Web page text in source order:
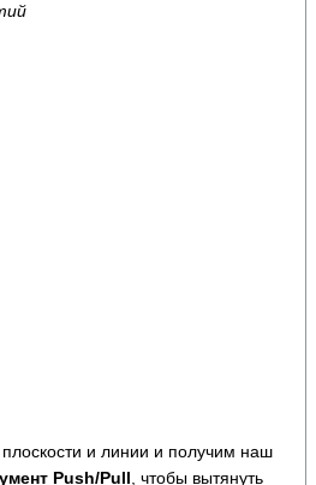
и линии и получим наш
Push/Pull , чтобы вытянуть